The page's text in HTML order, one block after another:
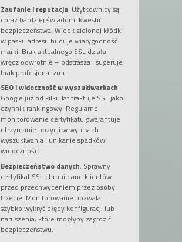
Zaufanie i reputacja: Użytkownicy są
coraz bardziej świadomi kwestii
bezpieczeństwa. Widok zielonej kłódki
w pasku adresu buduje wiarygodność
marki. Brak aktualnego SSL działa
wręcz odwrotnie – odstrasza i sugeruje
brak profesjonalizmu.
SEO i widoczność w wyszukiwarkach:
Google już od kilku lat traktuje SSL jako
czynnik rankingowy. Regularne
monitorowanie certyfikatu gwarantuje
utrzymanie pozycji w wynikach
wyszukiwania i unikanie spadków
widoczności.
Bezpieczeństwo danych: Sprawny
certyfikat SSL chroni dane klientów
przed przechwyceniem przez osoby
trzecie. Monitorowanie pozwala
szybko wykryć błędy konfiguracji lub
naruszenia, które mogłyby zagrozić
bezpieczeństwu.